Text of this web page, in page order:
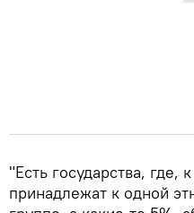
"Есть государства,
принадлежат к одной